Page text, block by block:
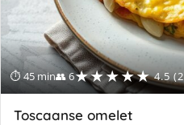
⏱ 45 min👥 6★★★★★ 4.5
Toscaanse omelet